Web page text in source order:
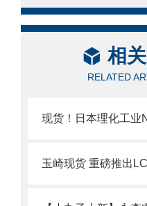
相
RELATED